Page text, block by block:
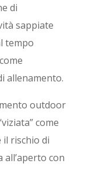
di
sappiate
tempo
allenamento.
outdoor
come
il rischio di
all’aperto con